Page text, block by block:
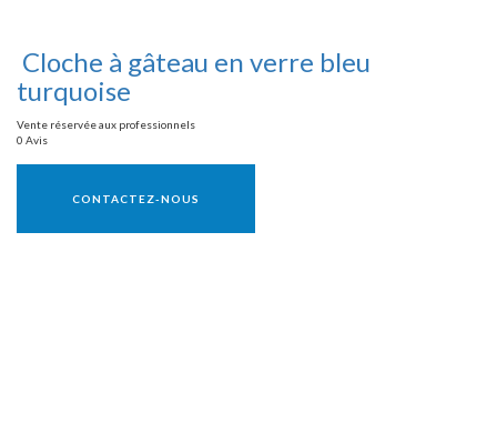
Cloche à gâteau en verre bleu
turquoise
Vente réservée aux professionnels
0 Avis
CONTACTEZ-NOUS